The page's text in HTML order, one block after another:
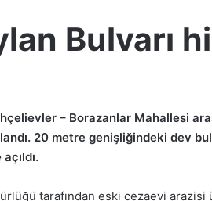
Bulvarı
– Borazanlar Mahallesi
20 metre genişliğindeki dev
tarafından eski cezaevi